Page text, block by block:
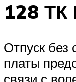
128 ТК
Отпуск без
платы
связи с